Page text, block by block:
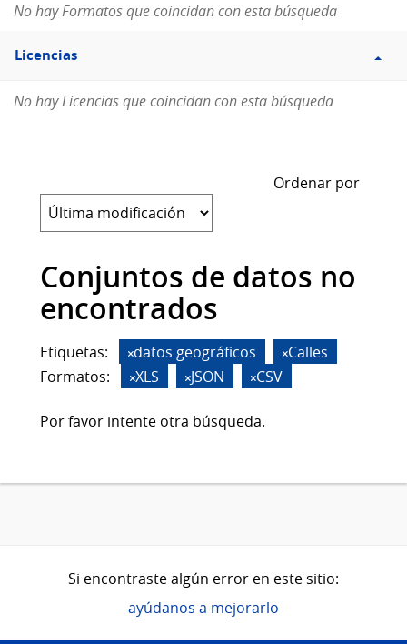
No hay Formatos que coincidan con esta búsqueda
Filtro
Licencias
Licencias
No hay Licencias que coincidan con esta búsqueda
Ordenar por
Conjuntos de datos no
encontrados
Etiquetas: datos geográficos
Calles
Formatos:
XLS JSON CSV
Por favor intente otra búsqueda.
Si encontraste algún error en este sitio:
ayúdanos a mejorarlo